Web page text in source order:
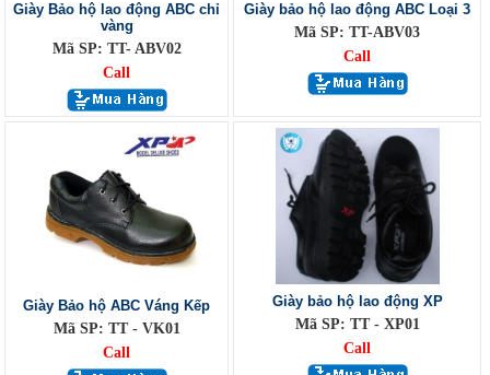
Giày Bảo hộ lao động ABC chỉ
vàng
Mã SP: TT- ABV02
Call
Giày bảo hộ lao động ABC Loại 3
Mã SP: TT-ABV03
Call
Giày Bảo hộ ABC Váng Kếp
Mã SP: TT - VK01
Call
Giày bảo hộ lao động XP
Mã SP: TT - XP01
Call